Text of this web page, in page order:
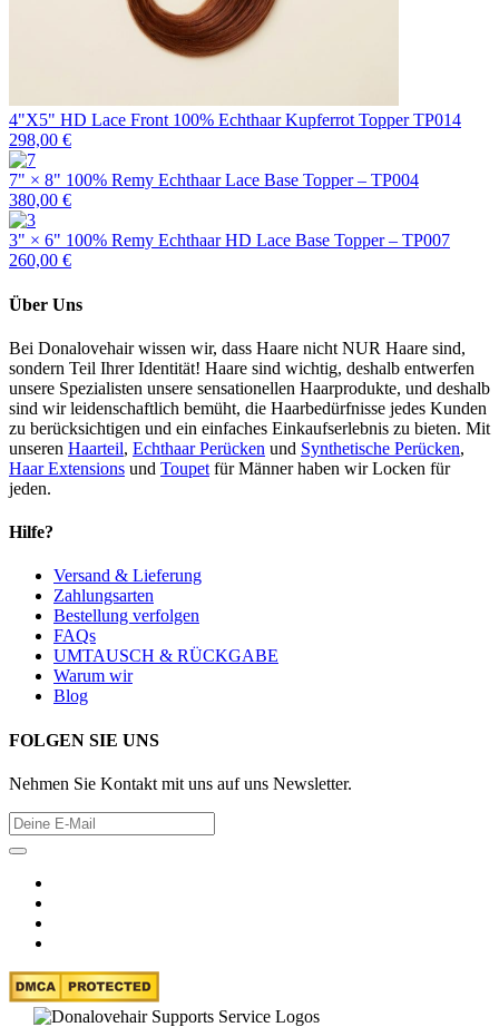
4"X5" HD Lace Front 100% Echthaar Kupferrot Topper TP014
298,00 €
7" × 8" 100% Remy Echthaar Lace Base Topper – TP004
380,00 €
3" × 6" 100% Remy Echthaar HD Lace Base Topper – TP007
260,00 €
Über Uns
Bei Donalovehair wissen wir, dass Haare nicht NUR Haare sind,
sondern Teil Ihrer Identität! Haare sind wichtig, deshalb entwerfen
unsere Spezialisten unsere sensationellen Haarprodukte, und deshalb
sind wir leidenschaftlich bemüht, die Haarbedürfnisse jedes Kunden
zu berücksichtigen und ein einfaches Einkaufserlebnis zu bieten. Mit
unseren Haarteil, Echthaar Perücken und Synthetische Perücken,
Haar Extensions und Toupet für Männer haben wir Locken für
jeden.
Hilfe?
Versand & Lieferung
Zahlungsarten
Bestellung verfolgen
FAQs
UMTAUSCH & RÜCKGABE
Warum wir
Blog
FOLGEN SIE UNS
Nehmen Sie Kontakt mit uns auf uns Newsletter.